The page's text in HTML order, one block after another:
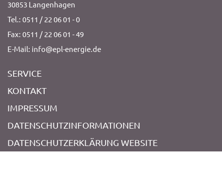
30853 Langenhagen
Tel.: 0511 / 22 06 01 - 0
Fax: 0511 / 22 06 01 - 49
E-Mail: info@epl-energie.de
SERVICE
KONTAKT
IMPRESSUM
DATENSCHUTZINFORMATIONEN
DATENSCHUTZERKLÄRUNG WEBSITE